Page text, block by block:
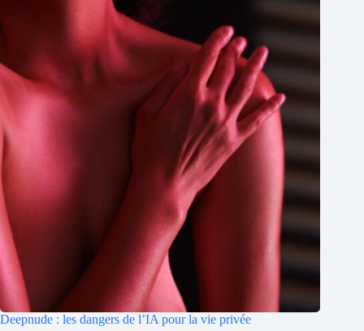
Deepnude : les dangers de l’IA pour la vie privée